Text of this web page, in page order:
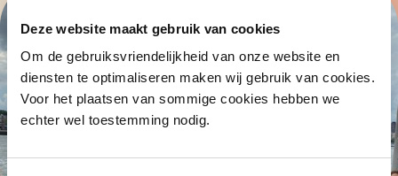
Deze website maakt gebruik van cookies
Om de gebruiksvriendelijkheid van onze website en
diensten te optimaliseren maken wij gebruik van cookies.
Voor het plaatsen van sommige cookies hebben we
echter wel toestemming nodig.